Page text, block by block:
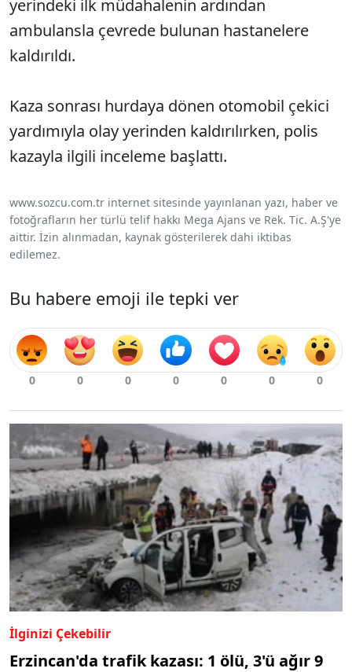
yerindeki ilk müdahalenin ardından
ambulansla çevrede bulunan hastanelere
kaldırıldı.
Kaza sonrası hurdaya dönen otomobil çekici
yardımıyla olay yerinden kaldırılırken, polis
kazayla ilgili inceleme başlattı.
www.sozcu.com.tr internet sitesinde yayınlanan yazı, haber ve
fotoğrafların her türlü telif hakkı Mega Ajans ve Rek. Tic. A.Ş'ye
aittir. İzin alınmadan, kaynak gösterilerek dahi iktibas
edilemez.
Bu habere emoji ile tepki ver
İlginizi Çekebilir
Erzincan'da trafik kazası: 1 ölü, 3'ü ağır 9